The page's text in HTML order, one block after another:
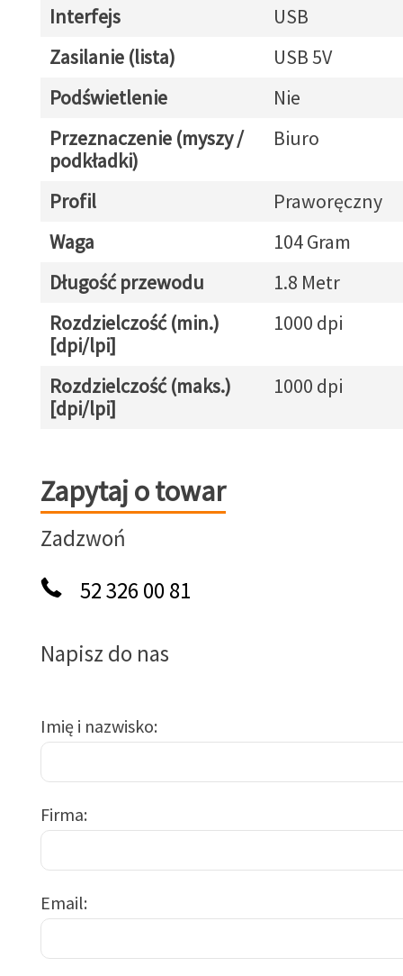
Interfejs
USB
Zasilanie (lista)
USB 5V
Podświetlenie
Nie
Przeznaczenie (myszy /
podkładki)
Biuro
Profil
Praworęczny
Waga
104 Gram
Długość przewodu
1.8 Metr
Rozdzielczość (min.)
[dpi/lpi]
1000 dpi
Rozdzielczość (maks.)
[dpi/lpi]
1000 dpi
Zapytaj o towar
Zapytaj o towar
Zadzwoń
52 326 00 81
Napisz do nas
Imię i nazwisko
Firma
Email